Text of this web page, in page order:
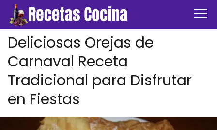
Deliciosas Orejas de
Carnaval Receta
Tradicional para Disfrutar
en Fiestas